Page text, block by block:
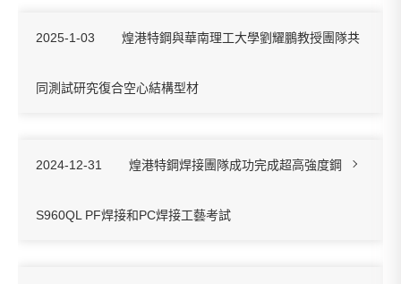
2025-1-03 煌港特鋼與華南理工大學劉耀鵬教授團隊共
同測試研究復合空心結構型材
2024-12-31 煌港特鋼焊接團隊成功完成超高強度鋼
S960QL PF焊接和PC焊接工藝考試